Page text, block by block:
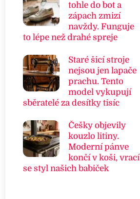
tohle do bot a
zápach zmizí
navždy. Funguje
to lépe než drahé spreje
Staré šicí stroje
nejsou jen lapače
prachu. Tento
model vykupují
sběratelé za desítky tisíc
Češky objevily
kouzlo litiny.
Moderní pánve
končí v koši, vrací
se styl našich babiček